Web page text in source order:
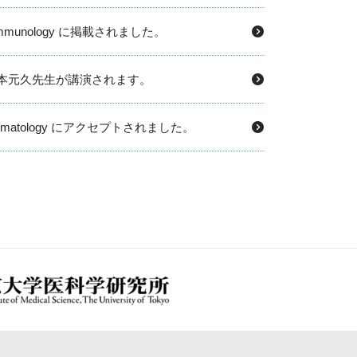
に掲載されました。
久先生が講演されます。
にアクセプトされました。